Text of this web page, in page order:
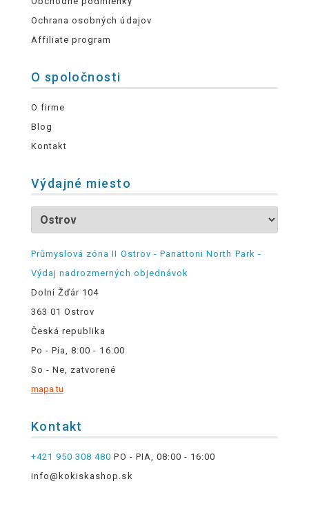
Ochrana osobných údajov
Affiliate program
O spoločnosti
O firme
Blog
Kontakt
Výdajné miesto
Průmyslová zóna II Ostrov - Panattoni North Park -
Výdaj nadrozmerných objednávok
Dolní Žďár 104
363 01 Ostrov
Česká republika
Po - Pia, 8:00 - 16:00
So - Ne, zatvorené
mapa tu
Kontakt
+421 950 308 480 PO - PIA, 08:00 - 16:00
info@kokiskashop.sk